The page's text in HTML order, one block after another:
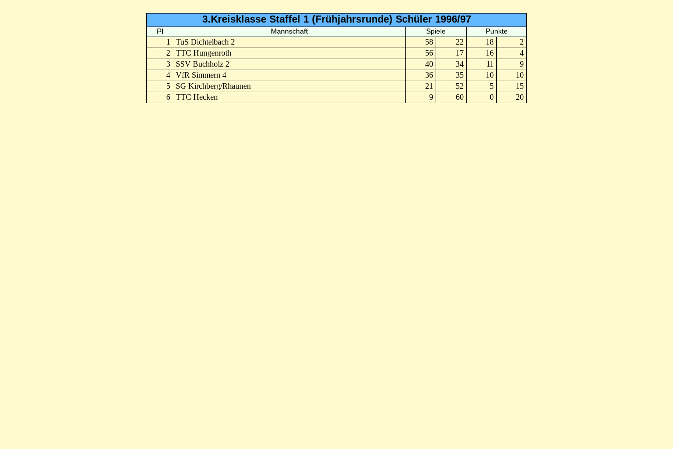
3.Kreisklasse Staffel 1 (Frühjahrsrunde) Schüler 1996/97
Pl Mannschaft Spiele Punkte
1 TuS Dichtelbach 2 58 22 18
2
2
TTC Hungenroth 56 17 16
4
3
SSV Buchholz 2 40 34 11
9
4
VfR Simmern 4 36 35 10
10
5
SG Kirchberg/Rhaunen 21 52 5
15
6
TTC Hecken 9 60 0 20